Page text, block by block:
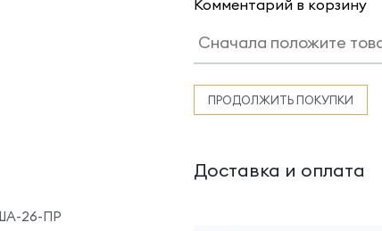
Комментарий в корзину
ПРОДОЛЖИТЬ ПОКУПКИ
26-ПР
Доставка и оплата